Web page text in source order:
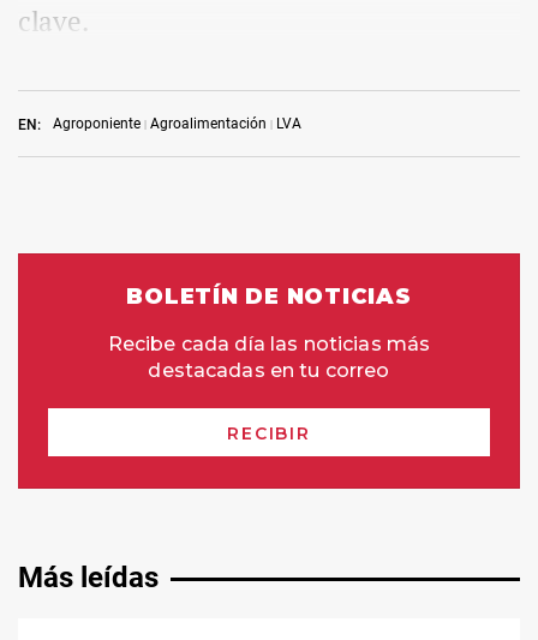
EN: Agroponiente Agroalimentación LVA
clave.
Más leídas